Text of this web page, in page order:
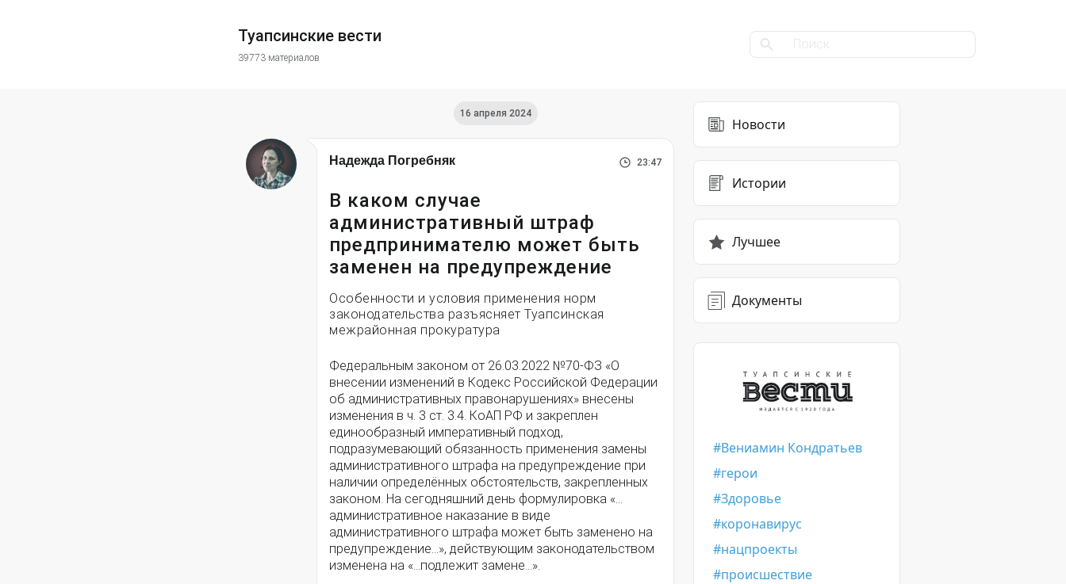
Туапсинские вести
39773 материалов
16 апреля 2024
Надежда Погребняк 23:47
В каком случае
административный штраф
предпринимателю может быть
заменен на предупреждение
Особенности и условия применения норм
законодательства разъясняет Туапсинская
межрайонная прокуратура
Федеральным законом от 26.03.2022 №70-ФЗ «О
внесении изменений в Кодекс Российской Федерации
об административных правонарушениях» внесены
изменения в ч. 3 ст. 3.4. КоАП РФ и закреплен
единообразный императивный подход,
подразумевающий обязанность применения замены
административного штрафа на предупреждение при
наличии определённых обстоятельств, закрепленных
законом. На сегодняшний день формулировка «…
административное наказание в виде
административного штрафа может быть заменено на
предупреждение…», действующим законодательством
изменена на «…подлежит замене…».
Новости
Истории
Лучшее
Документы
Вениамин Кондратьев
герои
Здоровье
коронавирус
нацпроекты
происшествие